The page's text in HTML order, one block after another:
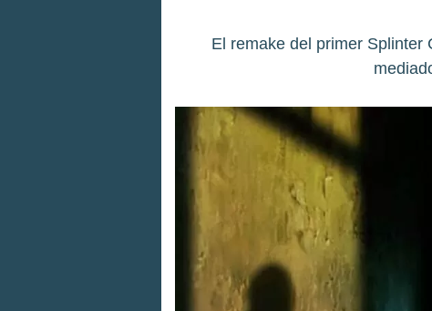
El remake del primer Splinter